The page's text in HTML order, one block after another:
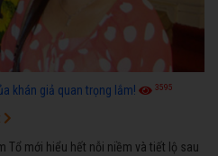
khán giả quan trọng lắm! 3595
Tổ mới hiểu hết nỗi niềm và tiết lộ sau